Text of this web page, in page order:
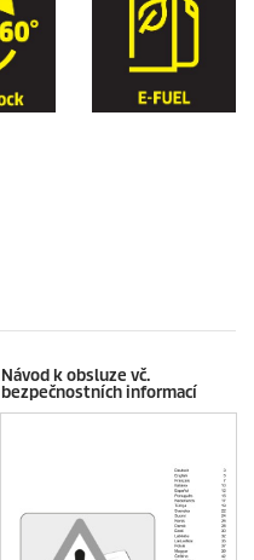
Návod k obsluze vč.
bezpečnostních informací